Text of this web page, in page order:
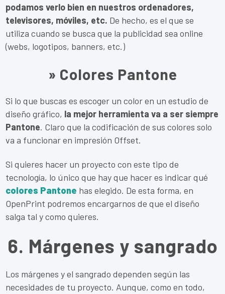
podamos verlo bien en nuestros ordenadores,
televisores, móviles, etc. De hecho, es el que se
utiliza cuando se busca que la publicidad sea online
(webs, logotipos, banners, etc.)
» Colores Pantone
Si lo que buscas es escoger un color en un estudio de
diseño gráfico, la mejor herramienta va a ser siempre
Pantone. Claro que la codificación de sus colores solo
va a funcionar en impresión Offset.
Si quieres hacer un proyecto con este tipo de
tecnología, lo único que hay que hacer es indicar qué
colores Pantone has elegido. De esta forma, en
OpenPrint podremos encargarnos de que el diseño
salga tal y como quieres.
6. Márgenes y sangrado
Los márgenes y el sangrado dependen según las
necesidades de tu proyecto. Aunque, como en todo,